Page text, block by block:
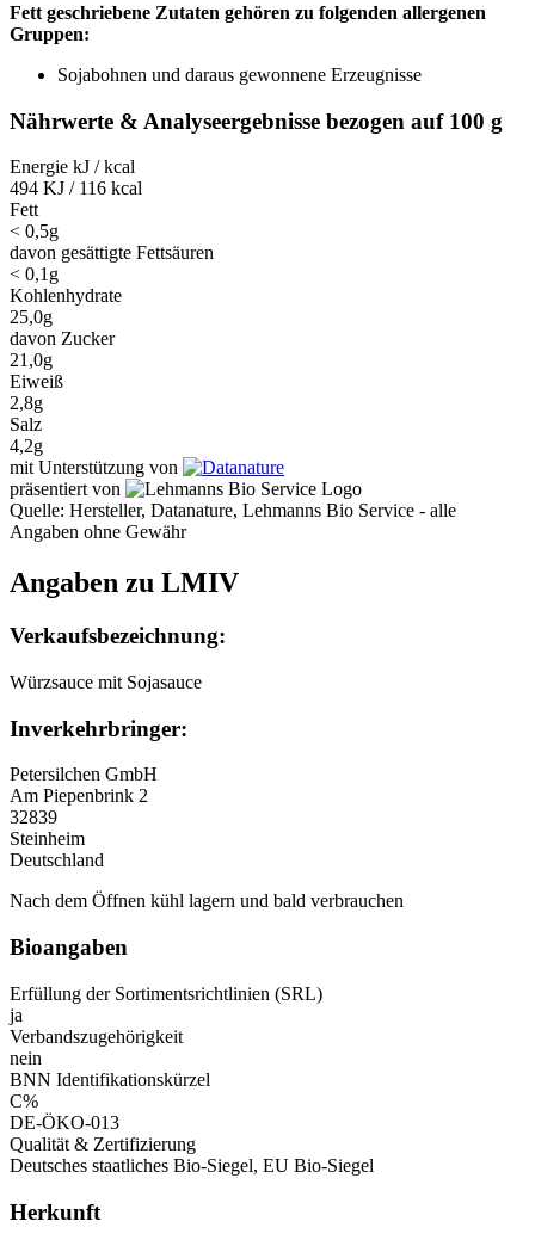
Fett geschriebene Zutaten gehören zu folgenden allergenen
Gruppen:
Sojabohnen und daraus gewonnene Erzeugnisse
Nährwerte & Analyseergebnisse bezogen auf 100 g
Energie kJ / kcal
494 KJ / 116 kcal
Fett
< 0,5g
davon gesättigte Fettsäuren
< 0,1g
Kohlenhydrate
25,0g
davon Zucker
21,0g
Eiweiß
2,8g
Salz
4,2g
mit Unterstützung von
präsentiert von
Quelle: Hersteller, Datanature, Lehmanns Bio Service - alle
Angaben ohne Gewähr
Angaben zu LMIV
Verkaufsbezeichnung:
Würzsauce mit Sojasauce
Inverkehrbringer:
Petersilchen GmbH
Am Piepenbrink 2
32839
Steinheim
Deutschland
Nach dem Öffnen kühl lagern und bald verbrauchen
Bioangaben
Erfüllung der Sortimentsrichtlinien (SRL)
ja
Verbandszugehörigkeit
nein
BNN Identifikationskürzel
C%
DE-ÖKO-013
Qualität & Zertifizierung
Deutsches staatliches Bio-Siegel, EU Bio-Siegel
Herkunft